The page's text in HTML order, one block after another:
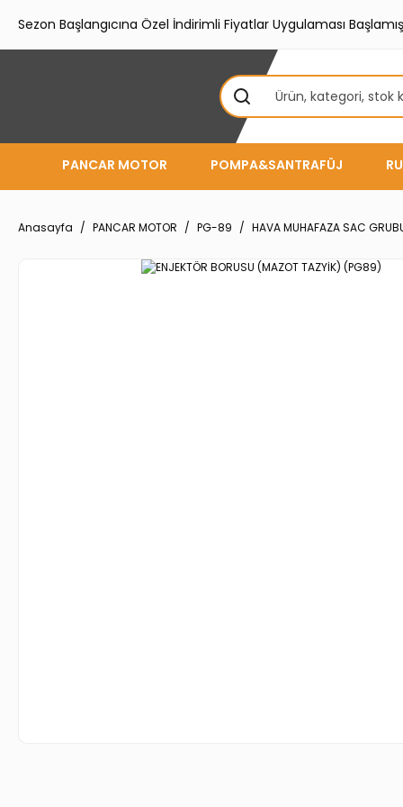
Sezon Başlangıcına Özel İndirimli Fiyatlar Uygulaması
PANCAR MOTOR POMPA&SANTRAFÜJ
Anasayfa PANCAR MOTOR PG-89 HAVA MUHAFAZA SAC